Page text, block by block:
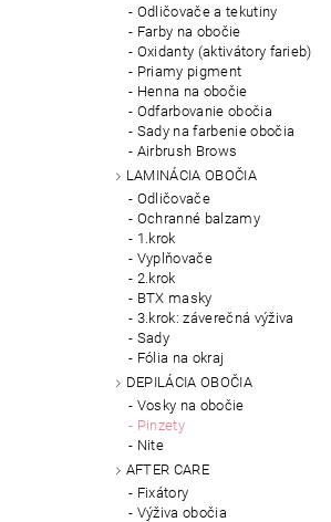
Odličovače a tekutiny
Farby na obočie
Oxidanty (aktivátory farieb)
Priamy pigment
Henna na obočie
Odfarbovanie obočia
Sady na farbenie obočia
Airbrush Brows
LAMINÁCIA OBOČIA
Odličovače
Ochranné balzamy
1.krok
Vyplňovače
2.krok
BTX masky
3.krok: záverečná výživa
Sady
Fólia na okraj
DEPILÁCIA OBOČIA
Vosky na obočie
Pinzety
Nite
AFTER CARE
Fixátory
Výživa obočia